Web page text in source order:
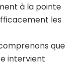
à la pointe
les
que
intervient